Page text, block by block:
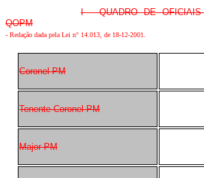
I - QUADRO DE
QOPM
- Redação dada pela Lei n° 14.013, de 18-12-2001.
Coronel PM
Tenente-Coronel PM
Major PM